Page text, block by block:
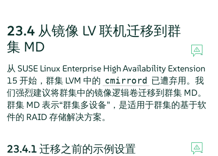
23.4 从镜像 LV 联机迁移到群
集 MD
从 SUSE Linux Enterprise High Availability Extension
15 开始，群集 LVM 中的 cmirrord 已遭弃用。我
们强烈建议将群集中的镜像逻辑卷迁移到群集 MD。
群集 MD 表示“群集多设备”，是适用于群集的基于软
件的 RAID 存储解决方案。
23.4.1 迁移之前的示例设置